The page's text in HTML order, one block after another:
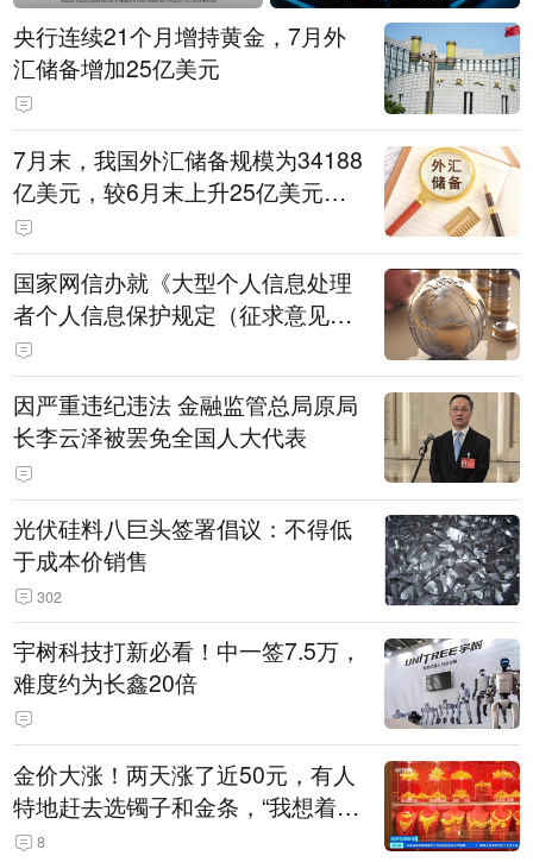
央行连续21个月增持黄金，7月外
汇储备增加25亿美元
7月末，我国外汇储备规模为34188
亿美元，较6月末上升25亿美元，
升幅为0.07%
国家网信办就《大型个人信息处理
者个人信息保护规定（征求意见
稿）》公开征求意见
因严重违纪违法 金融监管总局原局
长李云泽被罢免全国人大代表
光伏硅料八巨头签署倡议：不得低
于成本价销售
302
宇树科技打新必看！中一签7.5万，
难度约为长鑫20倍
金价大涨！两天涨了近50元，有人
特地赶去选镯子和金条，“我想着买
起来可以保值，小批量进一些货”
8